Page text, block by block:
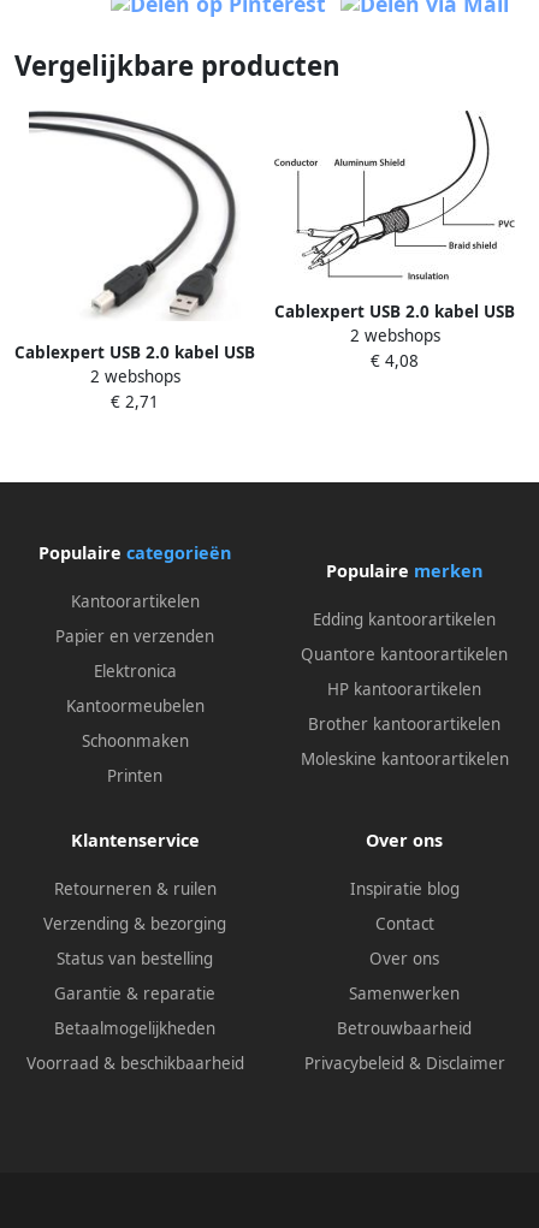
Vergelijkbare producten
Cablexpert USB 2.0 kabel USB
A-stekker USB B-stekker 1 8
m
2 webshops
€ 2,71
Cablexpert USB 2.0 kabel USB
A-stekker USB B-stekker 4 5
m
2 webshops
€ 4,08
Populaire categorieën
Kantoorartikelen
Papier en verzenden
Elektronica
Kantoormeubelen
Schoonmaken
Printen
Populaire merken
Edding kantoorartikelen
Quantore kantoorartikelen
HP kantoorartikelen
Brother kantoorartikelen
Moleskine kantoorartikelen
Klantenservice
Retourneren & ruilen
Verzending & bezorging
Status van bestelling
Garantie & reparatie
Betaalmogelijkheden
Voorraad & beschikbaarheid
Over ons
Inspiratie blog
Contact
Over ons
Samenwerken
Betrouwbaarheid
Privacybeleid & Disclaimer